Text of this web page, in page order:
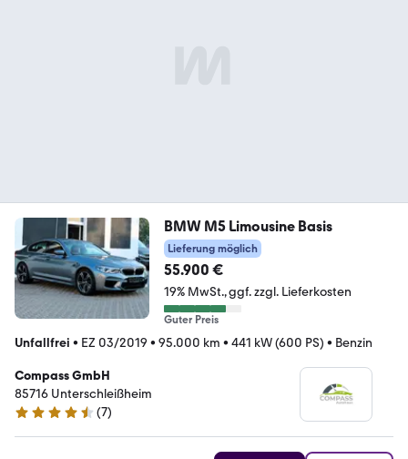
BMW M5 Limousine Basis
Lieferung möglich
55.900 €
19% MwSt. ggf. zzgl. Lieferkosten
Guter Preis
Unfallfrei • EZ 03/2019 • 95.000 km • 441 kW (600 PS) • Benzin
Compass GmbH
85716 Unterschleißheim
4.7 Sterne
(7)